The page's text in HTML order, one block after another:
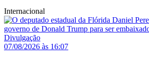
Internacional
07/08/2026 às 16:07